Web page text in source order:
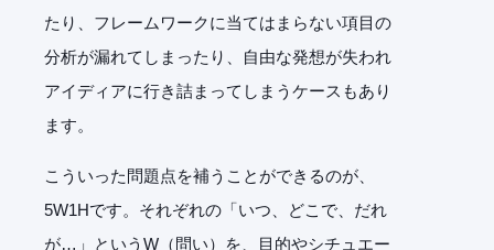
たり、フレームワークに当てはまらない項目の
分析が漏れてしまったり、自由な発想が失われ
アイディアに行き詰まってしまうケースもあり
ます。
こういった問題点を補うことができるのが、
5W1Hです。それぞれの「いつ、どこで、だれ
が…」というW（問い）を、目的やシチュエー